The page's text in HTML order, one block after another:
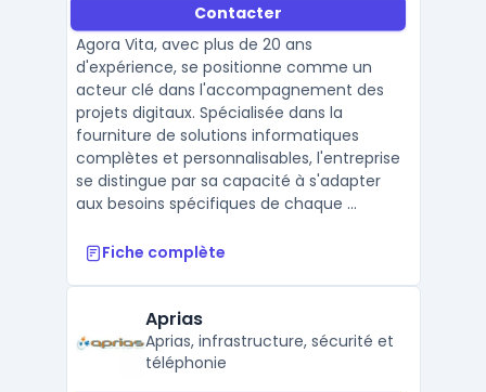
Contacter
Agora Vita, avec plus de 20 ans
d'expérience, se positionne comme un
acteur clé dans l'accompagnement des
projets digitaux. Spécialisée dans la
fourniture de solutions informatiques
complètes et personnalisables, l'entreprise
se distingue par sa capacité à s'adapter
aux besoins spécifiques de chaque ...
Fiche complète
Aprias
Aprias, infrastructure, sécurité et
téléphonie